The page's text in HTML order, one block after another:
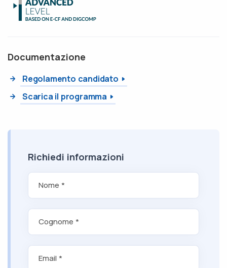
Documentazione
Regolamento candidato
Scarica il programma
Richiedi informazioni
Nome *
Cognome *
Email *